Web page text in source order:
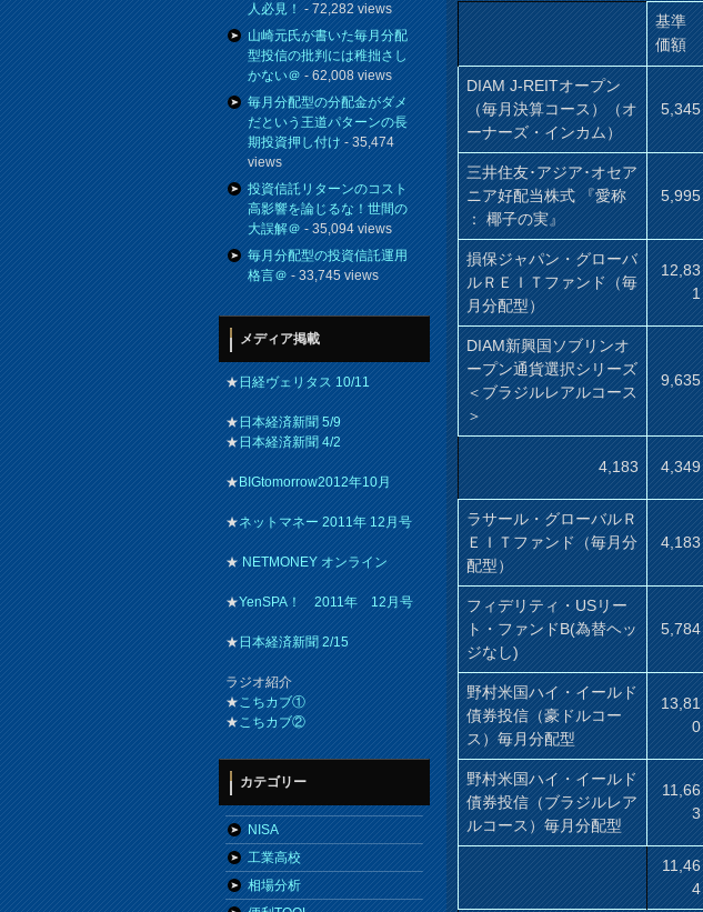
基準
価額
DIAM J-REITオープン
（毎月決算コース）（オ
ーナーズ・インカム）
5,345
三井住友･アジア･オセア
ニア好配当株式 『愛称
： 椰子の実』
5,995
損保ジャパン・グローバ
ルＲＥＩＴファンド（毎
月分配型）
12,83
1
DIAM新興国ソブリンオ
ープン通貨選択シリーズ
＜ブラジルレアルコース
＞
9,635
4,183 4,349
ラサール・グローバルＲ
ＥＩＴファンド（毎月分
配型）
4,183
フィデリティ・USリー
ト・ファンドB(為替ヘッ
ジなし)
5,784
野村米国ハイ・イールド
債券投信（豪ドルコー
ス）毎月分配型
13,81
0
野村米国ハイ・イールド
債券投信（ブラジルレア
ルコース）毎月分配型
11,66
3
11,46
4
人必見！- 72,282 views
山崎元氏が書いた毎月分配
型投信の批判には稚拙さし
かない＠- 62,008 views
毎月分配型の分配金がダメ
だという王道パターンの長
期投資押し付け- 35,474
views
投資信託リターンのコスト
高影響を論じるな！世間の
大誤解＠- 35,094 views
毎月分配型の投資信託運用
格言＠- 33,745 views
メディア掲載
★日経ヴェリタス 10/11
★日本経済新聞 5/9
★日本経済新聞 4/2
★BIGtomorrow2012年10月
★ネットマネー 2011年 12月号
★NETMONEY オンライン
★YenSPA！ 2011年 12月号
★日本経済新聞 2/15
ラジオ紹介
★こちカブ①
★こちカブ②
カテゴリー
NISA
工業高校
相場分析